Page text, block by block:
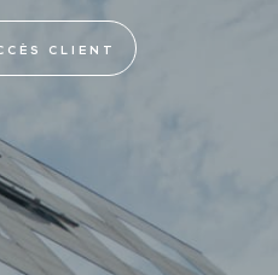
CLIENT